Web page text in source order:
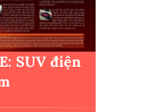
SUV điện